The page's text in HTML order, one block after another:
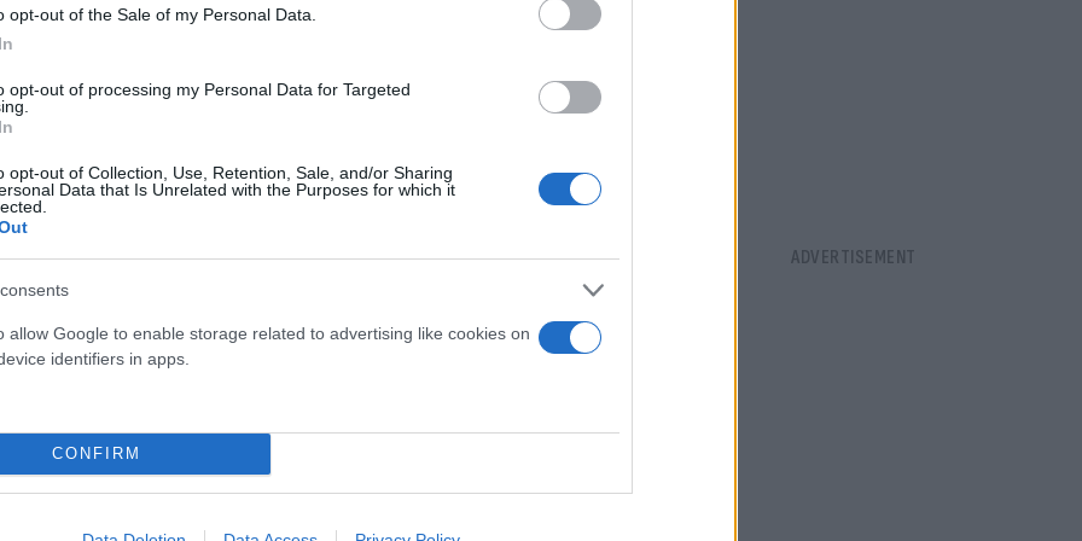
opt-out of the Sale of my Personal Data.
opt-out of processing my Personal Data for Targeted
opt-out of Collection, Use, Retention, Sale, and/or Sharing
Data that Is Unrelated with the Purposes for which it
allow Google to enable storage related to advertising like cookies on
identifiers in apps.
CONFIRM
της μακράς Covid και όλα όσα ακολούθησαν.
να οδήγησε μια οικογένεια να κλειστεί έτσι για τόσο
μάσκες, μπορεί να θεωρηθεί ανέκδοτο… ή και όχι»,
Λοθάνο Γκαρθία.
μάθουν «πώς έφτασαν εδώ, ποιο ήταν το κίνητρο για να
φορούσαν πάνες και τρεις χειρουργικές μάσκες το καθένα
αστυνομικούς να φορέσουν μάσκα πριν μπουν στο σπίτι